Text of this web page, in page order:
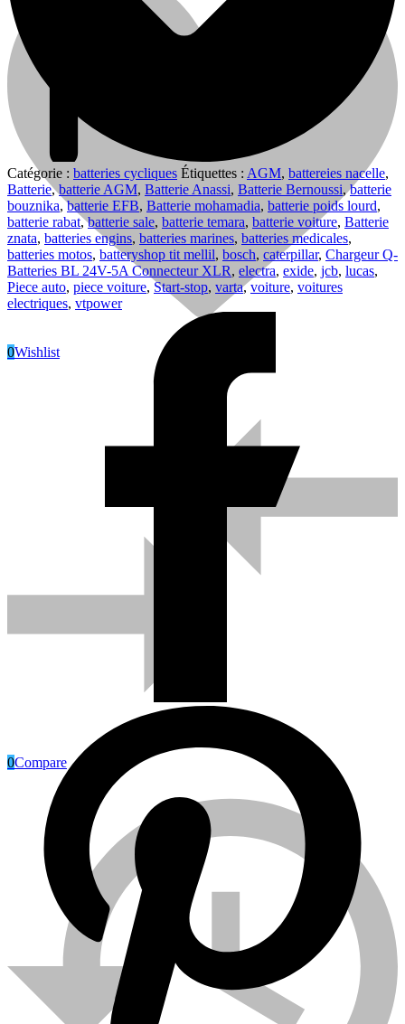
0Wishlist
0Compare
Catégorie : batteries cycliques Étiquettes : AGM, battereies nacelle,
Batterie,batterie AGM, Batterie Anassi, Batterie Bernoussi,batterie
bouznika,batterie EFB, Batterie mohamadia, batterie poids lourd,
batterie rabat,batterie sale, batterie temara, batterie voiture, Batterie
znata, batteries engins, batteries marines, batteries medicales,
batteries motos, batteryshop tit mellil, bosch, caterpillar, Chargeur Q-
Batteries BL 24V-5A Connecteur XLR, electra, exide, jcb, lucas,
Piece auto, piece voiture, Start-stop, varta,voiture, voitures
electriques, vtpower